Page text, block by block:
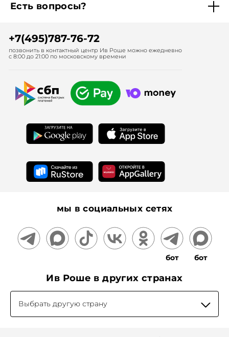
Отследить заказ
Записаться в спа-салон
Корпоративным клиентам
Гаммы
Наши обязательства
Диагностика волос
Спа-салоны Ив Роше
Дополнительные услуги
Есть вопросы?
Обратная связь
Подписаться на рассылки
Работа в Ив Роше
Франчайзинг
На информационном ресурсе применяются
рекомендательные технологии
+7(495)787-76-72
позвонить в контактный центр Ив Роше можно ежедневно
с 8:00 до 21:00 по московскому времени
мы в социальных сетях
бот бот
Ив Роше в других странах
Выбрать другую страну